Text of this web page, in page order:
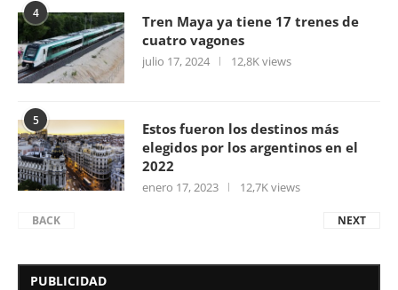
4
Tren Maya ya tiene 17 trenes de
cuatro vagones
julio 17, 2024 12,8K views
5
Estos fueron los destinos más
elegidos por los argentinos en el
2022
enero 17, 2023 12,7K views
BACK NEXT
PUBLICIDAD